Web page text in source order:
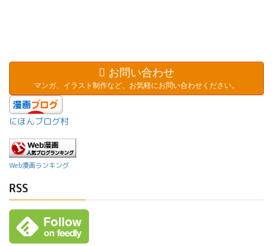
お問い合わせ
マンガ、イラスト制作など、お気軽にお問い合わせください。
にほんブログ村
Web漫画ランキング
RSS